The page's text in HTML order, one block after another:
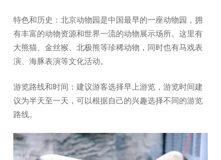
特色和历史：北京动物园是中国最早的一座动物园，拥
有丰富的动物资源和世界一流的动物展示场所。这里有
大熊猫、金丝猴、北极熊等珍稀动物，同时也有马戏表
演、海豚表演等文化活动。
游览路线和时间：建议游客选择早上游览，游览时间建
议为半天至一天，可以根据自己的兴趣选择不同的游览
路线。